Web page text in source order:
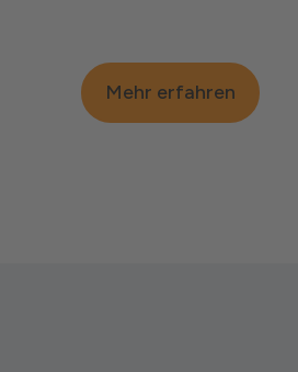
Mehr erfahren